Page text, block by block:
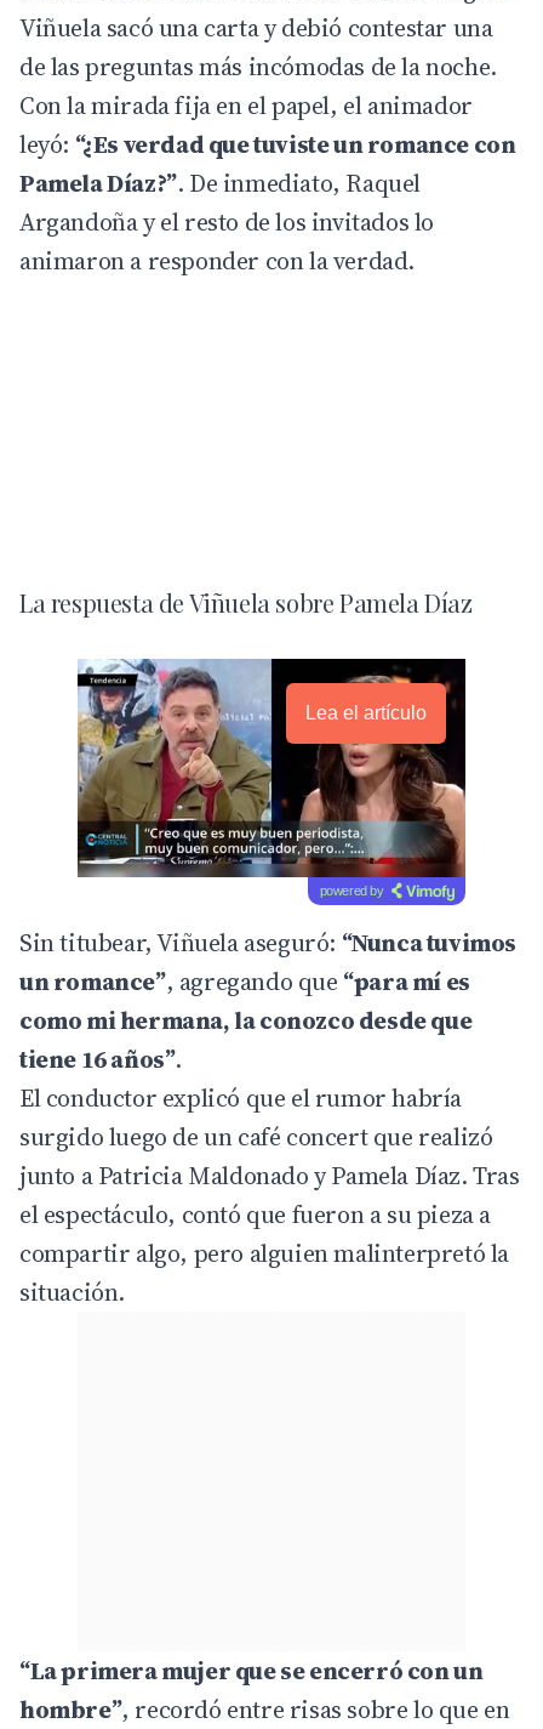
Viñuela sacó una carta y debió contestar una
de las preguntas más incómodas de la noche.
Con la mirada fija en el papel, el animador
leyó: “¿Es verdad que tuviste un romance con
Pamela Díaz?”. De inmediato, Raquel
Argandoña y el resto de los invitados lo
animaron a responder con la verdad.
La respuesta de Viñuela sobre Pamela Díaz
Lea el artículo
powered by
Sin titubear, Viñuela aseguró: “Nunca tuvimos
un romance”, agregando que “para mí es
como mi hermana, la conozco desde que
tiene 16 años”.
El conductor explicó que el rumor habría
surgido luego de un café concert que realizó
junto a Patricia Maldonado y Pamela Díaz. Tras
el espectáculo, contó que fueron a su pieza a
compartir algo, pero alguien malinterpretó la
situación.
“La primera mujer que se encerró con un
hombre”, recordó entre risas sobre lo que en